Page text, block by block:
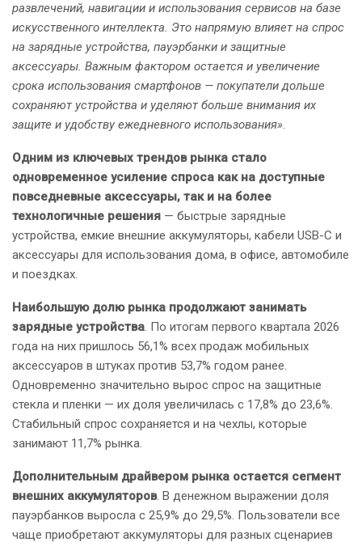
развлечений, навигации и использования сервисов на базе
искусственного интеллекта. Это напрямую влияет на спрос
на зарядные устройства, пауэрбанки и защитные
аксессуары. Важным фактором остается и увеличение
срока использования смартфонов — покупатели дольше
сохраняют устройства и уделяют больше внимания их
защите и удобству ежедневного использования».
Одним из ключевых трендов рынка стало
одновременное усиление спроса как на доступные
повседневные аксессуары, так и на более
технологичные решения — быстрые зарядные
устройства, емкие внешние аккумуляторы, кабели USB-C и
аксессуары для использования дома, в офисе, автомобиле
и поездках.
Наибольшую долю рынка продолжают занимать
зарядные устройства. По итогам первого квартала 2026
года на них пришлось 56,1% всех продаж мобильных
аксессуаров в штуках против 53,7% годом ранее.
Одновременно значительно вырос спрос на защитные
стекла и пленки — их доля увеличилась с 17,8% до 23,6%.
Стабильный спрос сохраняется и на чехлы, которые
занимают 11,7% рынка.
Дополнительным драйвером рынка остается сегмент
внешних аккумуляторов. В денежном выражении доля
пауэрбанков выросла с 25,9% до 29,5%. Пользователи все
чаще приобретают аккумуляторы для разных сценариев